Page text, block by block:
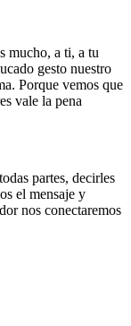
mucho, a ti, a tu
gesto nuestro
Porque vemos que
vale la pena
partes, decirles
el mensaje y
nos conectaremos